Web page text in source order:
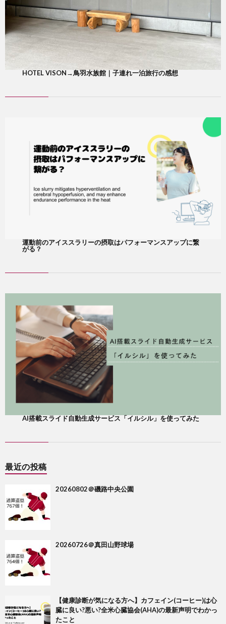
HOTEL VISON→鳥羽水族館｜子連れ一泊旅行の感想
運動前のアイススラリーの摂取はパフォーマンスアップに繋
がる？
AI搭載スライド自動生成サービス「イルシル」を使ってみた
最近の投稿
20260802＠磯路中央公園
20260726＠真田山野球場
【健康診断が気になる方へ】カフェイン(コーヒー)は心
臓に良い?悪い?全米心臓協会(AHA)の最新声明でわかっ
たこと